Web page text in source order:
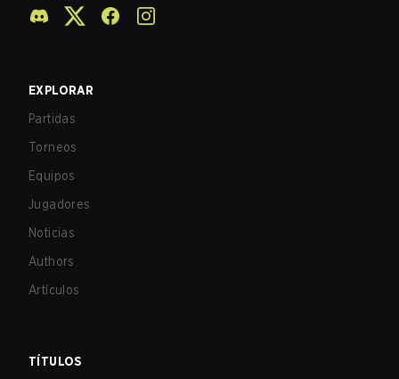
EXPLORAR
Partidas
Torneos
Equipos
Jugadores
Noticias
Authors
Artículos
TÍTULOS